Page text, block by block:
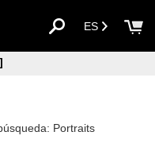
ES
Portraits